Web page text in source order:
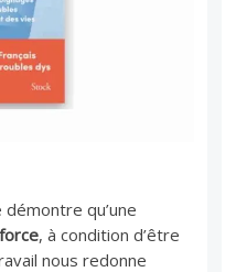
qu’une
force, à condition d’être
nous redonne